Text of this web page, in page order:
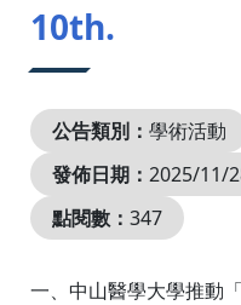
10th.
公告類別： 學術活動
發佈日期： 2025/11/
點閱數： 347
一、中山醫學大學推動